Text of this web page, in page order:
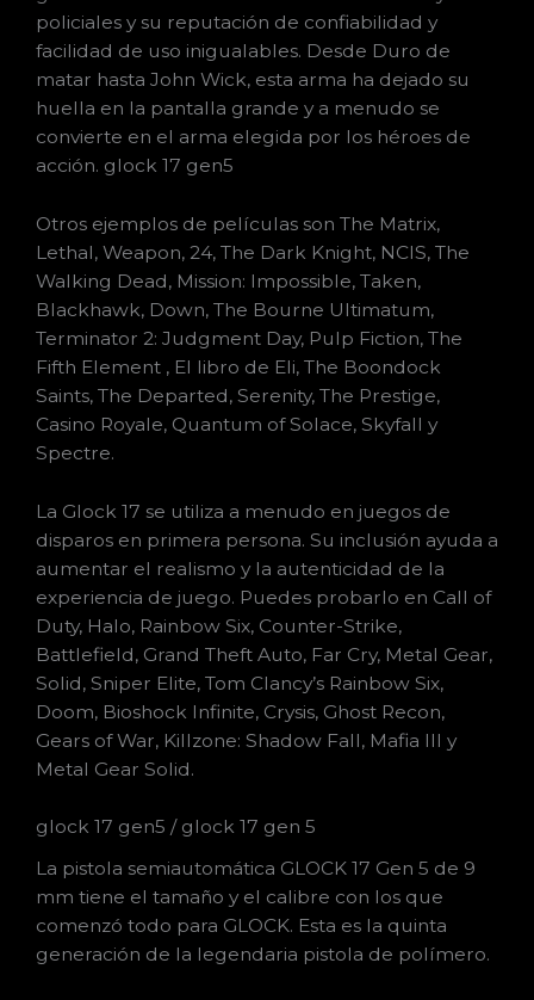
policiales y su reputación de confiabilidad y
facilidad de uso inigualables. Desde Duro de
matar hasta John Wick, esta arma ha dejado su
huella en la pantalla grande y a menudo se
convierte en el arma elegida por los héroes de
acción. glock 17 gen5
Otros ejemplos de películas son The Matrix,
Lethal, Weapon, 24, The Dark Knight, NCIS, The
Walking Dead, Mission: Impossible, Taken,
Blackhawk, Down, The Bourne Ultimatum,
Terminator 2: Judgment Day, Pulp Fiction, The
Fifth Element , El libro de Eli, The Boondock
Saints, The Departed, Serenity, The Prestige,
Casino Royale, Quantum of Solace, Skyfall y
Spectre.
La Glock 17 se utiliza a menudo en juegos de
disparos en primera persona. Su inclusión ayuda a
aumentar el realismo y la autenticidad de la
experiencia de juego. Puedes probarlo en Call of
Duty, Halo, Rainbow Six, Counter-Strike,
Battlefield, Grand Theft Auto, Far Cry, Metal Gear,
Solid, Sniper Elite, Tom Clancy’s Rainbow Six,
Doom, Bioshock Infinite, Crysis, Ghost Recon,
Gears of War, Killzone: Shadow Fall, Mafia III y
Metal Gear Solid.
glock 17 gen5 / glock 17 gen 5
La pistola semiautomática GLOCK 17 Gen 5 de 9
mm tiene el tamaño y el calibre con los que
comenzó todo para GLOCK. Esta es la quinta
generación de la legendaria pistola de polímero.